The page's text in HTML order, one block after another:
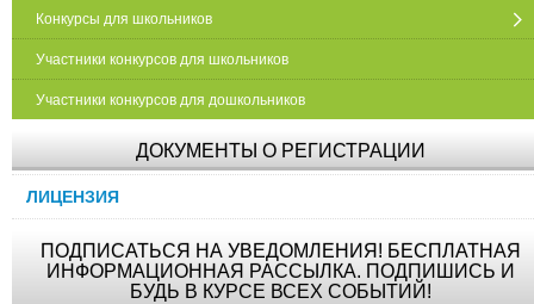
Конкурсы для школьников
Участники конкурсов для школьников
Участники конкурсов для дошкольников
ДОКУМЕНТЫ О РЕГИСТРАЦИИ
ЛИЦЕНЗИЯ
ПОДПИСАТЬСЯ НА УВЕДОМЛЕНИЯ! БЕСПЛАТНАЯ
ИНФОРМАЦИОННАЯ РАССЫЛКА. ПОДПИШИСЬ И
БУДЬ В КУРСЕ ВСЕХ СОБЫТИЙ!